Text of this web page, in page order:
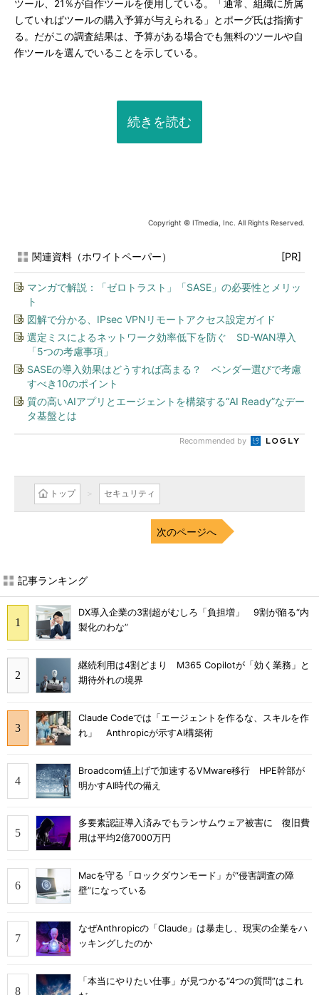
ツール、21％が自作ツールを使用している。「通常、組織に所属
していればツールの購入予算が与えられる」とポーグ氏は指摘す
る。だがこの調査結果は、予算がある場合でも無料のツールや自
作ツールを選んでいることを示している。
続きを読む
Copyright © ITmedia, Inc. All Rights Reserved.
関連資料（ホワイトペーパー） [PR]
マンガで解説：「ゼロトラスト」「SASE」の必要性とメリッ
ト
図解で分かる、IPsec VPNリモートアクセス設定ガイド
選定ミスによるネットワーク効率低下を防ぐ SD-WAN導入
「5つの考慮事項」
SASEの導入効果はどうすれば高まる？ ベンダー選びで考慮
すべき10のポイント
質の高いAIアプリとエージェントを構築する“AI Ready”なデー
タ基盤とは
Recommended by
トップ セキュリティ
次のページへ
記事ランキング
DX導入企業の3割超がむしろ「負担増」 9割が陥る“内
製化のわな”
継続利用は4割どまり M365 Copilotが「効く業務」と
期待外れの境界
Claude Codeでは「エージェントを作るな、スキルを作
れ」 Anthropicが示すAI構築術
Broadcom値上げで加速するVMware移行 HPE幹部が
明かすAI時代の備え
多要素認証導入済みでもランサムウェア被害に 復旧費
用は平均2億7000万円
Macを守る「ロックダウンモード」が“侵害調査の障
壁”になっている
なぜAnthropicの「Claude」は暴走し、現実の企業をハ
ッキングしたのか
「本当にやりたい仕事」が見つかる“4つの質問”はこれ